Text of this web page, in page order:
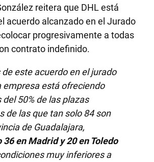
reitera que DHL está
acuerdo alcanzado en el Jurado
progresivamente a todas
contrato indefinido.
de este acuerdo en el jurado
empresa está ofreciendo
del 50% de las plazas
de las que tan solo 84 son
de Guadalajara,
en Madrid y 20 en Toledo
muy inferiores a